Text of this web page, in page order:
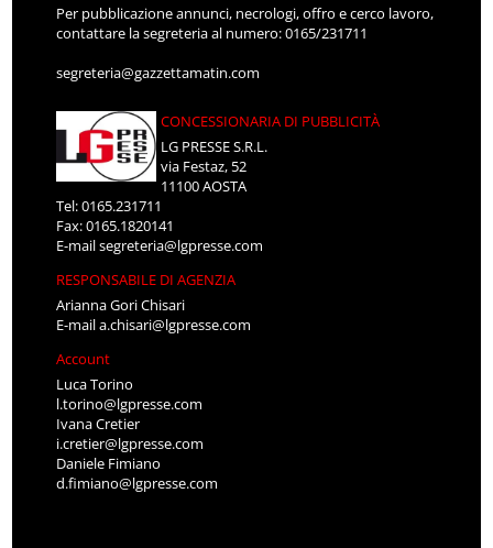
Per pubblicazione annunci, necrologi, offro e cerco lavoro,
contattare la segreteria al numero: 0165/231711
segreteria@gazzettamatin.com
CONCESSIONARIA DI PUBBLICITÀ
LG PRESSE S.R.L.
via Festaz, 52
11100 AOSTA
Tel: 0165.231711
Fax: 0165.1820141
E-mailsegreteria@lgpresse.com
RESPONSABILE DI AGENZIA
Arianna Gori Chisari
E-maila.chisari@lgpresse.com
Account
Luca Torino
l.torino@lgpresse.com
Ivana Cretier
i.cretier@lgpresse.com
Daniele Fimiano
d.fimiano@lgpresse.com